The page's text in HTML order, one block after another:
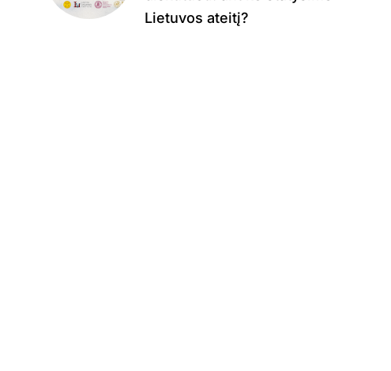
Lietuvos ateitį?